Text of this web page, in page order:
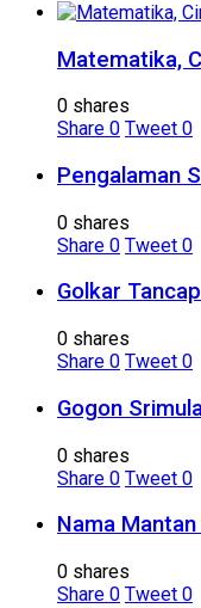
Matematika,
0 shares
Share 0 Tweet 0
Pengalaman
0 shares
Share 0 Tweet 0
Golkar
0 shares
Share 0 Tweet 0
Gogon
0 shares
Share 0 Tweet 0
Nama
0 shares
Share 0 Tweet 0